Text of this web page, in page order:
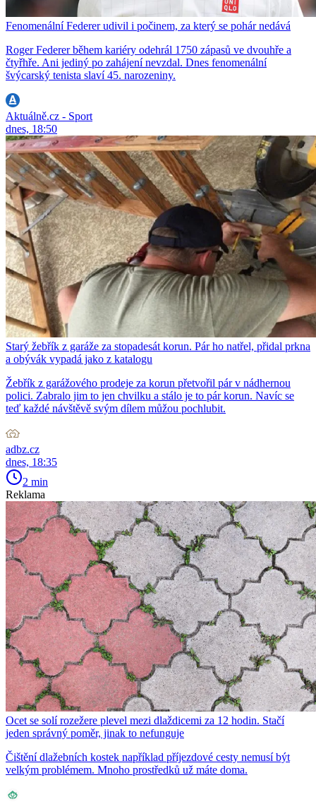
Fenomenální Federer udivil i počinem, za který se pohár nedává
Roger Federer během kariéry odehrál 1750 zápasů ve dvouhře a
čtyřhře. Ani jediný po zahájení nevzdal. Dnes fenomenální
švýcarský tenista slaví 45. narozeniny.
Aktuálně.cz - Sport
dnes, 18:50
Starý žebřík z garáže za stopadesát korun. Pár ho natřel, přidal prkna
a obývák vypadá jako z katalogu
Žebřík z garážového prodeje za korun přetvořil pár v nádhernou
polici. Zabralo jim to jen chvilku a stálo je to pár korun. Navíc se
teď každé návštěvě svým dílem můžou pochlubit.
adbz.cz
dnes, 18:35
2 min
Reklama
Ocet se solí rozežere plevel mezi dlaždicemi za 12 hodin. Stačí
jeden správný poměr, jinak to nefunguje
Čištění dlažebních kostek například příjezdové cesty nemusí být
velkým problémem. Mnoho prostředků už máte doma.